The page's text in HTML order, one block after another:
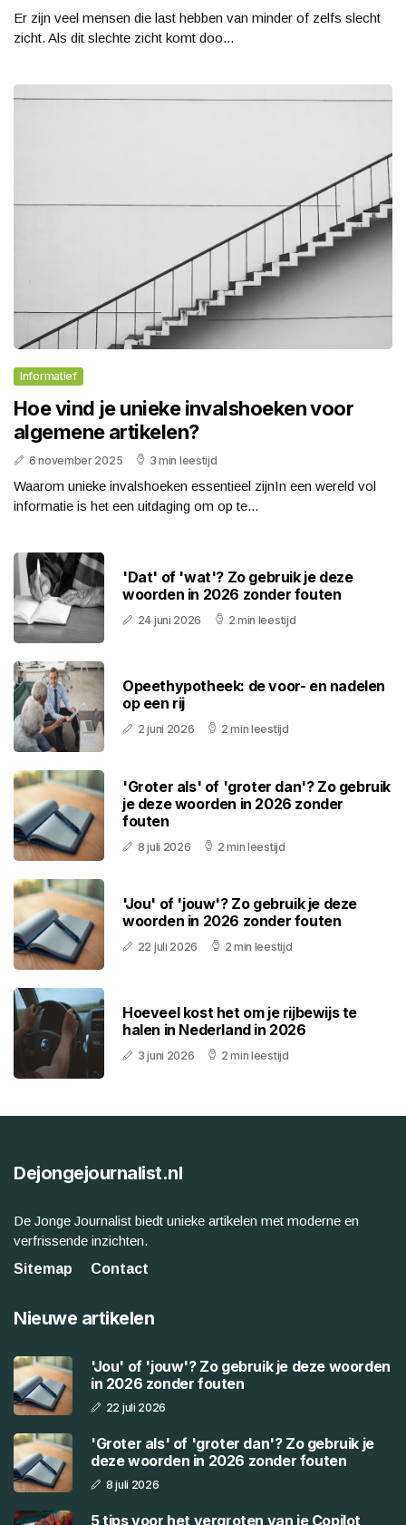
Er zijn veel mensen die last hebben van minder of zelfs slecht
zicht. Als dit slechte zicht komt doo...
Informatief
Hoe vind je unieke invalshoeken voor
algemene artikelen?
6 november 2025 3 min leestijd
Waarom unieke invalshoeken essentieel zijnIn een wereld vol
informatie is het een uitdaging om op te...
'Dat' of 'wat'? Zo gebruik je deze
woorden in 2026 zonder fouten
24 juni 2026 2 min leestijd
Opeethypotheek: de voor- en nadelen
op een rij
2 juni 2026 2 min leestijd
'Groter als' of 'groter dan'? Zo gebruik
je deze woorden in 2026 zonder
fouten
8 juli 2026 2 min leestijd
'Jou' of 'jouw'? Zo gebruik je deze
woorden in 2026 zonder fouten
22 juli 2026 2 min leestijd
Hoeveel kost het om je rijbewijs te
halen in Nederland in 2026
3 juni 2026 2 min leestijd
Dejongejournalist.nl
De Jonge Journalist biedt unieke artikelen met moderne en
verfrissende inzichten.
Sitemap
Contact
Nieuwe artikelen
'Jou' of 'jouw'? Zo gebruik je deze woorden
in 2026 zonder fouten
22 juli 2026
'Groter als' of 'groter dan'? Zo gebruik je
deze woorden in 2026 zonder fouten
8 juli 2026
5 tips voor het vergroten van je Copilot